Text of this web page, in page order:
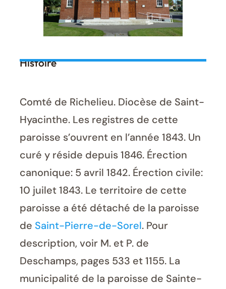
Histoire
Comté de Richelieu. Diocèse de Saint-
Hyacinthe. Les registres de cette
paroisse s’ouvrent en l’année 1843. Un
curé y réside depuis 1846. Érection
canonique: 5 avril 1842. Érection civile:
10 juilet 1843. Le territoire de cette
paroisse a été détaché de la paroisse
de Saint-Pierre-de-Sorel. Pour
description, voir M. et P. de
Deschamps, pages 533 et 1155. La
municipalité de la paroisse de Sainte-